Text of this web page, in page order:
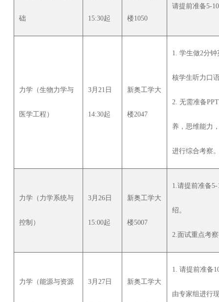
础 15:30起 楼1050
请提前准备5-
力学（生物力学与
医学工程）
3月21日
14:30起
新奥工学大
楼2047
1. 学生做2分
核学生听力口
2. 无需准备
养，思维能力
进行综合考察
力学（力学系统与
控制）
3月26日
15:00起
新奥工学大
楼5007
1.请提前准备
绍。
2.面试重点考
力学（能源与资源 3月27日 新奥工学大
1. 请提前准备
由专家组进行